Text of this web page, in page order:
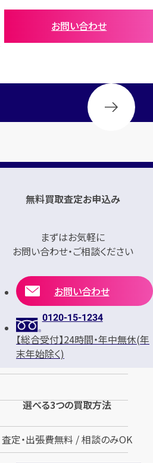
お問い合わせ
無料買取査定お申込み
まずはお気軽に
お問い合わせ・ご相談ください
お問い合わせ
0120-15-1234
【総合受付】24時間・年中無休(年
末年始除く)
選べる3つの買取方法
査定・出張費無料 / 相談のみOK